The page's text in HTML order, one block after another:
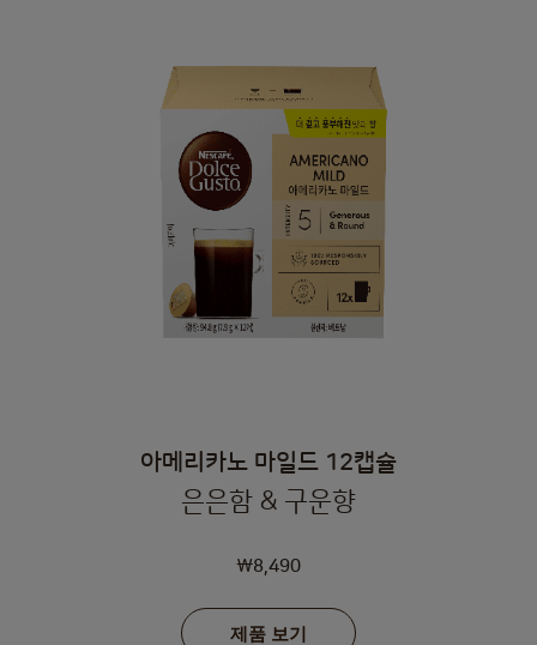
아메리카노 마일드 12캡슐
은은함 & 구운향
₩8,490
제품 보기